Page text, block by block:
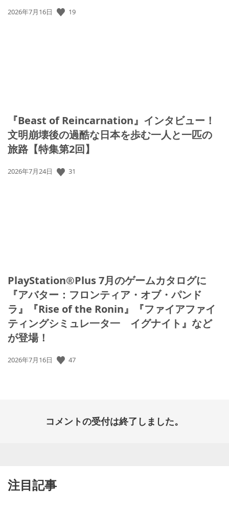
公
2026年7月16日 19
『Beast of Reincarnation』インタビュー！
文明崩壊後の過酷な日本を歩む一人と一匹の
旅路【特集第2回】
公
2026年7月24日 31
PlayStation®Plus 7月のゲームカタログに
『アバター：フロンティア・オブ・パンド
ラ』『Rise of the Ronin』『ファイアファイ
ティングシミュレ一タ一 イグナイト』など
が登場！
公
2026年7月16日 47
コメントの受付は終了しました。
注目記事